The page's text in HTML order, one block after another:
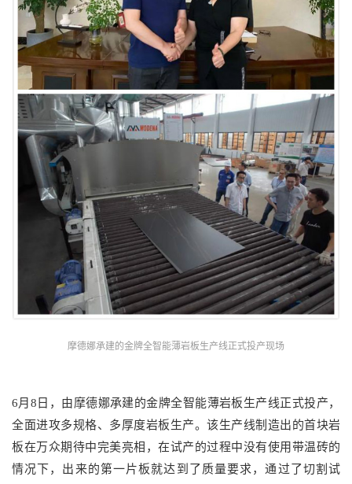
摩德娜承建的金牌全智能薄岩板生产线正式投产现场
6月8日，由摩德娜承建的金牌全智能薄岩板生产线正式投产，
全面进攻多规格、多厚度岩板生产。该生产线制造出的首块岩
板在万众期待中完美亮相，在试产的过程中没有使用带温砖的
情况下，出来的第一片板就达到了质量要求，通过了切割试